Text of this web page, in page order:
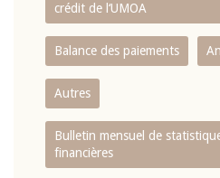
crédit de l‘UMOA
Balance des paiements
Autres
Bulletin mensuel de
financières